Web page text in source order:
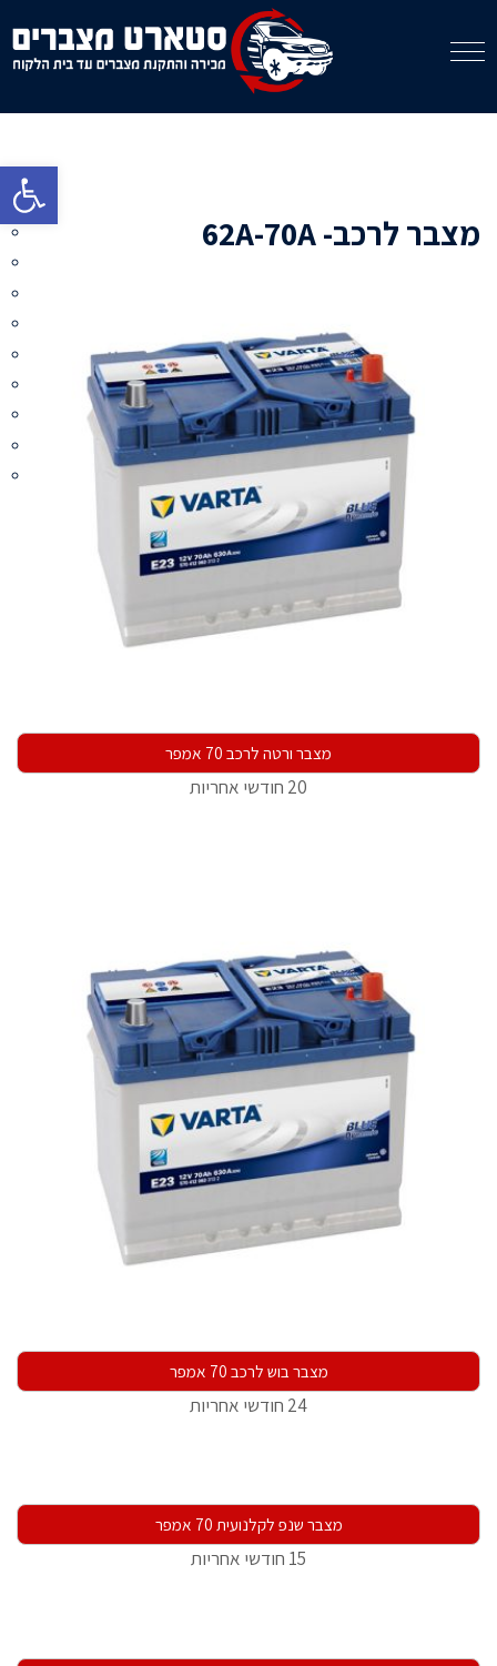
פתח
מצבר לרכב- 62A-70A
מצבר ורטה לרכב 70 אמפר
20 חודשי אחריות
מצבר בוש לרכב 70 אמפר
24 חודשי אחריות
מצבר שנפ לקלנועית 70 אמפר
15 חודשי אחריות